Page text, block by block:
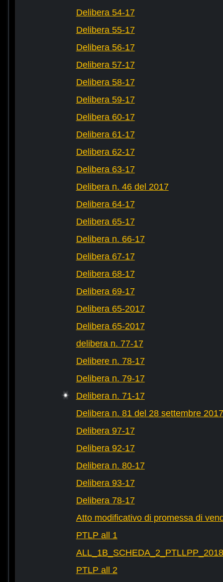
Delibera 54-17
Delibera 55-17
Delibera 56-17
Delibera 57-17
Delibera 58-17
Delibera 59-17
Delibera 60-17
Delibera 61-17
Delibera 62-17
Delibera 63-17
Delibera n. 46 del 2017
Delibera 64-17
Delibera 65-17
Delibera n. 66-17
Delibera 67-17
Delibera 68-17
Delibera 69-17
Delibera 65-2017
Delibera 65-2017
delibera n. 77-17
Delibere n. 78-17
Delibera n. 79-17
Delibera n. 71-17
Delibera n. 81 del 28 settembre 2017
Delibera 97-17
Delibera 92-17
Delibera n. 80-17
Delibera 93-17
Delibera 78-17
Atto modificativo di promessa di
PTLP all 1
PTLP all 2